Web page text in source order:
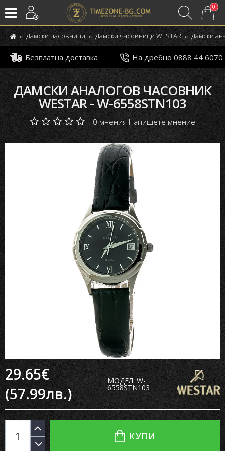
0
Дамски часовници Дамски часовници WESTAR Дамски
Безплатна доставка На дребно 0888 44 6070
ДАМСКИ АНАЛОГОВ ЧАСОВНИК
WESTAR - W-6558STN103
0 мнения Напишете мнение
29.65€
(57.99лв.)
МОДЕЛ: W-
6558STN103
КУПИ